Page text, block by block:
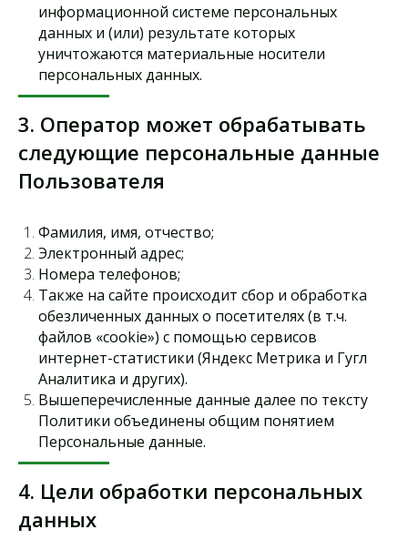
информационной системе персональных
данных и (или) результате которых
уничтожаются материальные носители
персональных данных.
3. Оператор может обрабатывать
следующие персональные данные
Пользователя
Фамилия, имя, отчество;
Электронный адрес;
Номера телефонов;
Также на сайте происходит сбор и обработка
обезличенных данных о посетителях (в т.ч.
файлов «cookie») с помощью сервисов
интернет-статистики (Яндекс Метрика и Гугл
Аналитика и других).
Вышеперечисленные данные далее по тексту
Политики объединены общим понятием
Персональные данные.
4. Цели обработки персональных
данных